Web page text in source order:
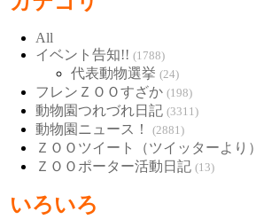
All
イベント告知!! (1788)
代表動物選挙 (24)
フレンＺＯＯすざか (198)
動物園つれづれ日記 (3311)
動物園ニュース！ (2881)
ＺＯＯツイート（ツイッターより）
ＺＯＯポーター活動日記 (13)
いろいろ